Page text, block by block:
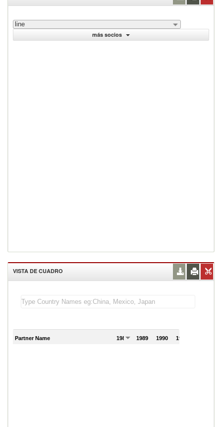
line
más socios
VISTA DE CUADRO
Partner Name 1988 1989 1990 1991